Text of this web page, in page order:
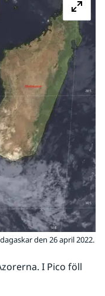
den 26 april 2022.
I Pico föll